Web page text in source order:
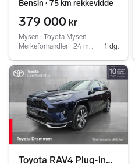
Bensin ∙ 75 km rekkevidde
379 000 kr
Mysen ∙ Toyota Mysen
Merkeforhandler ∙ 24 mnd garanti ∙ Bytterett ∙ Service ∙ Tilstandsrapport
1 dg.
Toyota RAV4 Plug-in